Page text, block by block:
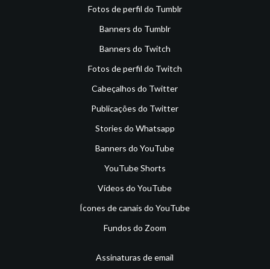
Fotos de perfil do Tumblr
Banners do Tumblr
Banners do Twitch
Fotos de perfil do Twitch
Cabeçalhos do Twitter
Publicações do Twitter
Stories do Whatsapp
Banners do YouTube
YouTube Shorts
Vídeos do YouTube
Ícones de canais do YouTube
Fundos do Zoom
Assinaturas de email